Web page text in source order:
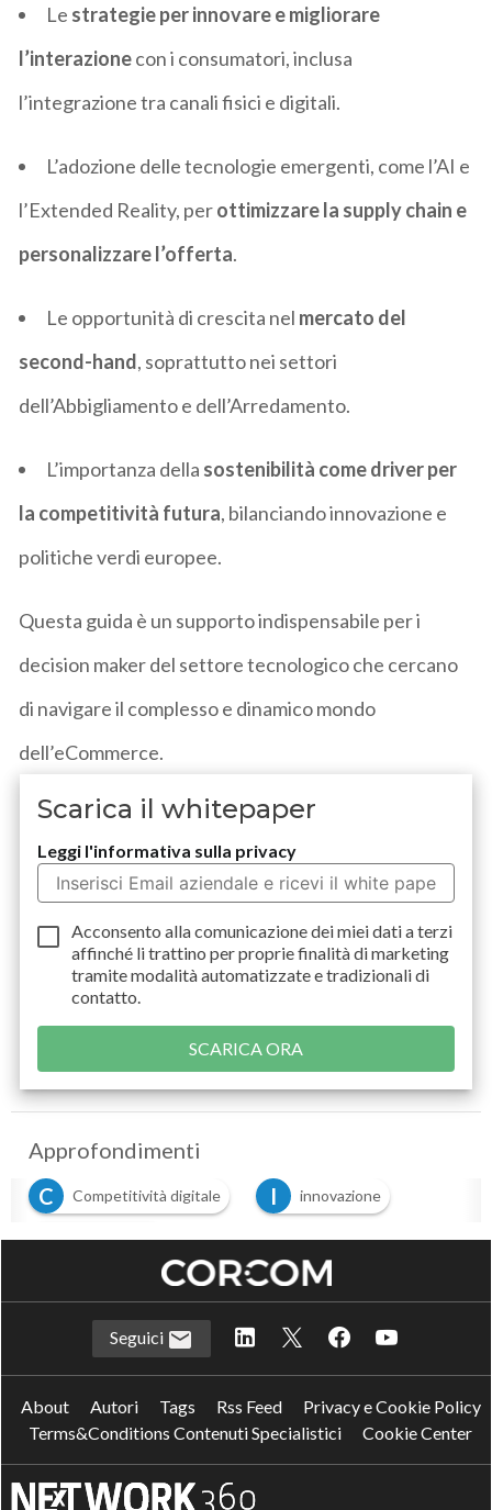
Le strategie per innovare e migliorare
l’interazionecon i consumatori, inclusa
l’integrazione tra canali fisici e digitali.
L’adozione delle tecnologie emergenti, come l’AI e
l’Extended Reality, perottimizzare la supply chain e
personalizzare l’offerta.
Le opportunità di crescita nel mercato del
second-hand, soprattutto nei settori
dell’Abbigliamento e dell’Arredamento.
L’importanza della sostenibilità come driver per
la competitività futura, bilanciando innovazione e
politiche verdi europee.
Questa guida è un supporto indispensabile per i
decision maker del settore tecnologico che cercano
di navigare il complesso e dinamico mondo
dell’eCommerce.
Scarica il whitepaper
Leggi l'informativa sulla privacy
Acconsento alla comunicazione dei miei dati aterzi
affinché li trattino per proprie finalità di marketing
tramite modalità automatizzate e tradizionali di
contatto.
Approfondimenti
C
Competitività digitale I innovazione
S sostenibilità
Seguici
About Autori Tags Rss Feed
Privacy e Cookie Policy
Terms&Conditions Contenuti Specialistici
Cookie Center